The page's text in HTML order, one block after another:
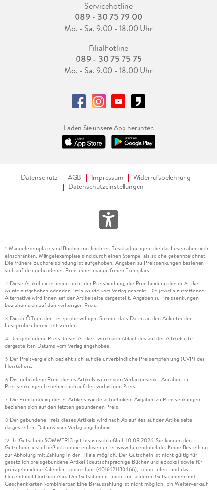
Servicehotline
089 - 30 75 79 00
Mo. - Sa. 9.00 - 18.00 Uhr
Filialhotline
089 - 30 75 75 75
Mo. - Sa. 9.00 - 18.00 Uhr
Laden Sie unsere App herunter.
Datenschutz AGB Impressum
Widerrufsbelehrung
Datenschutzeinstellungen
1 Mängelexemplare sind Bücher mit leichten Beschädigungen, die das Lesen aber nicht
einschränken. Mängelexemplare sind durch einen Stempel als solche gekennzeichnet.
Die frühere Buchpreisbindung ist aufgehoben. Angaben zu Preissenkungen beziehen
sich auf den gebundenen Preis eines mangelfreien Exemplars.
2 Diese Artikel unterliegen nicht der Preisbindung, die Preisbindung dieser Artikel
wurde aufgehoben oder der Preis wurde vom Verlag gesenkt. Die jeweils zutreffende
Alternative wird Ihnen auf der Artikelseite dargestellt. Angaben zu Preissenkungen
beziehen sich auf den vorherigen Preis.
3 Durch Öffnen der Leseprobe willigen Sie ein, dass Daten an den Anbieter der
Leseprobe übermittelt werden.
4 Der gebundene Preis dieses Artikels wird nach Ablauf des auf der Artikelseite
dargestellten Datums vom Verlag angehoben.
5 Der Preisvergleich bezieht sich auf die unverbindliche Preisempfehlung (UVP) des
Herstellers.
6 Der gebundene Preis dieses Artikels wurde vom Verlag gesenkt. Angaben zu
Preissenkungen beziehen sich auf den vorherigen Preis.
7 Die Preisbindung dieses Artikels wurde aufgehoben. Angaben zu Preissenkungen
beziehen sich auf den letzten gebundenen Preis.
8 Der gebundene Preis dieses Artikels wird nach Ablauf des auf der Artikelseite
dargestellten Datums vom Verlag angehoben.
12 Ihr Gutschein SOMMER13 gilt bis einschließlich 10.08.2026. Sie können den
Gutschein ausschließlich online einlösen unter www.hugendubel.de. Keine Bestellung
zur Abholung mit Zahlung in der Filiale möglich. Der Gutschein ist nicht gültig für
gesetzlich preisgebundene Artikel (deutschsprachige Bücher und eBooks) sowie für
preisgebundene Kalender, tolino shine (4016621130466), tolino select und das
Hugendubel Hörbuch Abo. Der Gutschein ist nicht mit anderen Gutscheinen und
Geschenkkarten kombinierbar. Eine Barauszahlung ist nicht möglich. Ein Weiterverkauf